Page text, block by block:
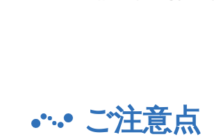
ご注意点